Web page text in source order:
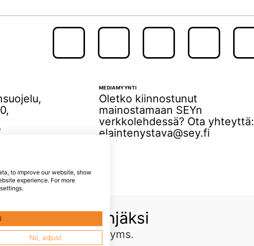
MEDIAMYYNTI
Oletko kiinnostunut
mainostamaan SEYn
verkkolehdessä? Ota yhteyttä:
elaintenystava@sey.fi
jättää tyhjäksi
esimerkiksilinkkejä yms.
to improve our website, show
experience. For more
No, adjust